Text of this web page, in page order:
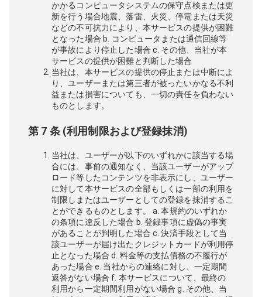
かかるコンピュータシステムの保守点検または更
新を行う場合地震、落雷、火災、停電または天災
などの不可抗力により、本サービスの提供が困難
となった場合 b. コンピュータまたは通信回線等
が事故により停止した場合 c. その他、当社が本
サービスの提供が困難と判断した場合
当社は、本サービスの提供の停止または中断によ
り、ユーザーまたは第三者が被ったいかなる不利
益または損害についても、一切の責任を負わない
ものとします。
第 7 条 (利用制限および登録抹消)
当社は、ユーザーが以下のいずれかに該当する場
合には、事前の通知なく、当該ユーザーがアップ
ロード等したコンテンツを非表示にし、ユーザー
に対して本サービスの全部もしくは一部の利用を
制限しまたはユーザーとしての登録を抹消するこ
とができるものとします。 a. 本規約のいずれか
の条項に違反した場合 b. 登録事項に虚偽の事実
があることが判明した場合 c. 決済手段として当
該ユーザーが届け出たクレジットカードが利用停
止となった場合 d. 料金等の支払債務の不履行が
あった場合 e. 当社からの連絡に対し、一定期間
返答がない場合 f. 本サービスについて、最終の
利用から一定期間利用がない場合 g. その他、当